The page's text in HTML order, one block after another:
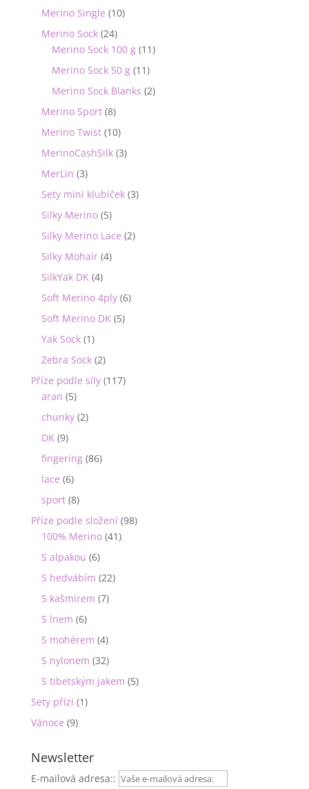
Merino Single (10)
Merino Sock (24)
Merino Sock 100 g (11)
Merino Sock 50 g (11)
Merino Sock Blanks (2)
Merino Sport (8)
Merino Twist (10)
MerinoCashSilk (3)
MerLin (3)
Sety mini klubíček (3)
Silky Merino (5)
Silky Merino Lace (2)
Silky Mohair (4)
SilkYak DK (4)
Soft Merino 4ply (6)
Soft Merino DK (5)
Yak Sock (1)
Zebra Sock (2)
Příze podle síly (117)
aran (5)
chunky (2)
DK (9)
fingering (86)
lace (6)
sport (8)
Příze podle složení (98)
100% Merino (41)
S alpakou (6)
S hedvábím (22)
S kašmírem (7)
S lnem (6)
S mohérem (4)
S nylonem (32)
S tibetským jakem (5)
Sety přízí (1)
Vánoce (9)
Newsletter
E-mailová adresa::